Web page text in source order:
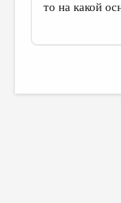
то на какой